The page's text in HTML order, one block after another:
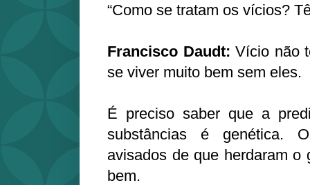
“Como se tratam os vícios?
Francisco Daudt: Vício não
se viver muito bem sem eles.
É preciso saber que a
substâncias é genética.
avisados de que herdaram o
bem.